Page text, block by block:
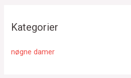
Kategorier
nøgne damer